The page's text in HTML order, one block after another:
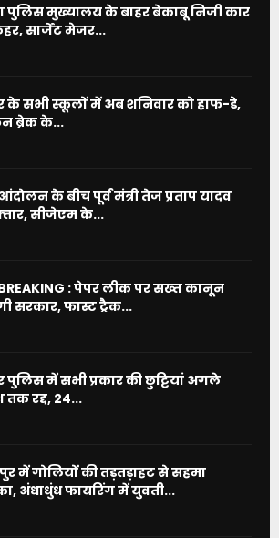
पुलिस मुख्यालय के बाहर बेकाबू निजी कार
सार्जेंट मेजर...
के सभी स्कूलों में अब शनिवार को हाफ-डे,
ब्रेक के...
आंदोलन के बीच पूर्व मंत्री तेज प्रताप यादव
सीजेएम के...
: पेपर लीक पर सख्त कानून
सरकार, फास्ट ट्रैक...
पुलिस में सभी प्रकार की छुट्टियां अगले
रद्द, 24...
में गोलियों की तड़तड़ाहट से सहमा
अंधाधुंध फायरिंग में युवती...